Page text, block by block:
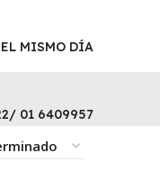
MISMO DÍA
01 6409957